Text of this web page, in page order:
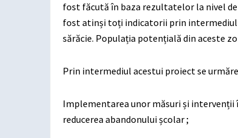
fost făcută în baza rezultatelor la nivel
fost atinși toți indicatorii prin intermediul
sărăcie. Populația potențială din aceste
Prin intermediul acestui proiect se
Implementarea unor măsuri și
reducerea abandonului școlar ;